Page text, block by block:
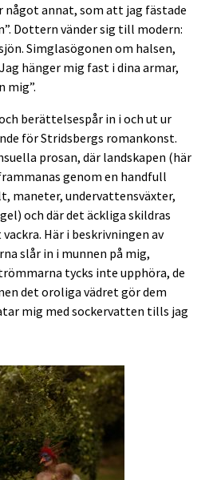
något annat, som att jag fästade
Dottern vänder sig till modern:
Simglasögonen om halsen,
hänger mig fast i dina armar,
mig”.
berättelsespår in i och ut ur
för Stridsbergs romankonst.
prosan, där landskapen (här
genom en handfull
maneter, undervattensväxter,
och där det äckliga skildras
Här i beskrivningen av
slår in i munnen på mig,
tycks inte upphöra, de
det oroliga vädret gör dem
mig med sockervatten tills jag